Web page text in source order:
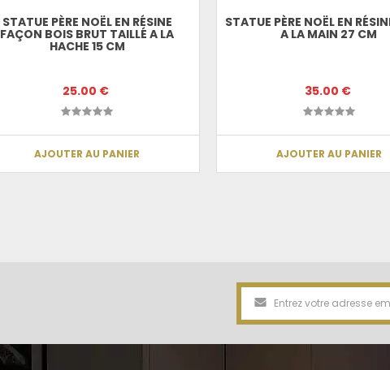
STATUE PÈRE NOËL EN RÉSINE
FAÇON BOIS BRUT TAILLÉ A LA
HACHE 15 CM
25.00 €
AJOUTER AU PANIER
STATUE PÈRE NOËL EN
A LA MAIN 27 CM
35.00 €
AJOUTER AU PANIER